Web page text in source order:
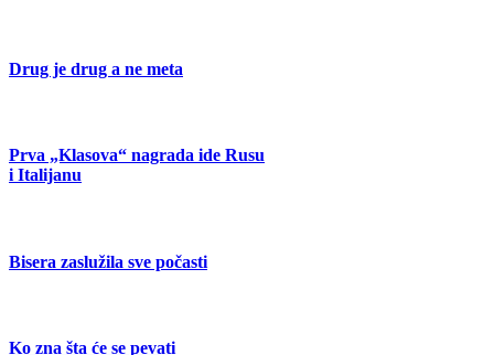
Drug je drug a ne meta
Prva „Klasova“ nagrada ide Rusu
i Italijanu
Bisera zaslužila sve počasti
Ko zna šta će se pevati